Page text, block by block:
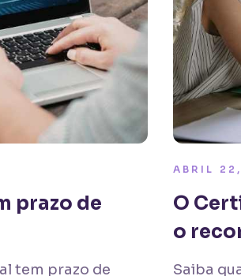
prazo de
tem prazo de
ABRIL
O
o
Saiba